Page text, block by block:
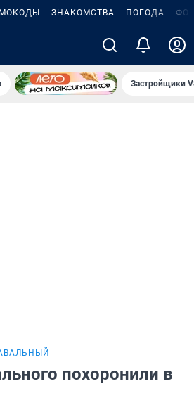
ЗНАКОМСТВА ПОГОДА
Застройщики
похоронили в